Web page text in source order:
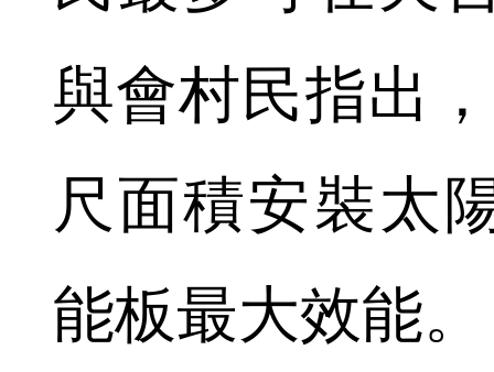
與會村民指出
尺面積安裝太
能板最大效能。